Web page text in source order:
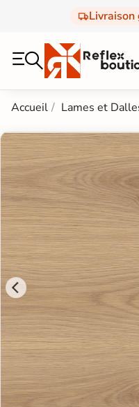
Accueil Lames et